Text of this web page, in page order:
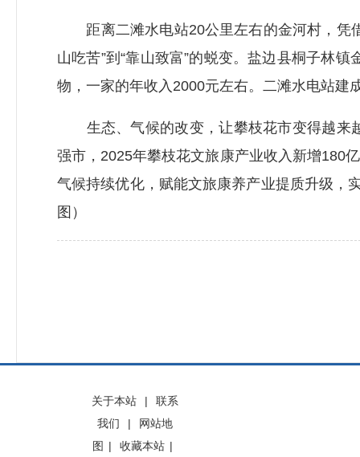
距离二滩水电站20公里左右的金河村，凭
山吃苦”到“靠山致富”的蜕变。盐边县桐子林
物，一家的年收入2000元左右。二滩水电站建
生态、气候的改变，让攀枝花市变得越来
强市，2025年攀枝花文旅康产业收入新增180
气候持续优化，赋能文旅康养产业提质升级，
图）
关于本站 |
联系
我们
|
网站地
图 | 收藏本站 |